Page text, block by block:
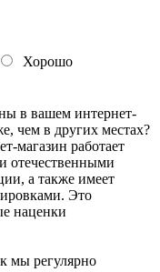
Хорошо
в вашем интернет-
чем в других местах?
магазин работает
отечественными
а также имеет
Это
наценки
мы регулярно